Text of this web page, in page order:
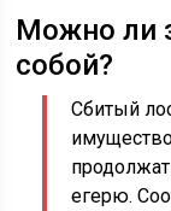
Можно ли
собой?
Сбитый
егерю.